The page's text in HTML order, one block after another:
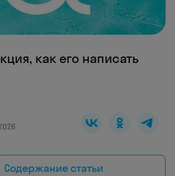
как его написать
Содержание статьи